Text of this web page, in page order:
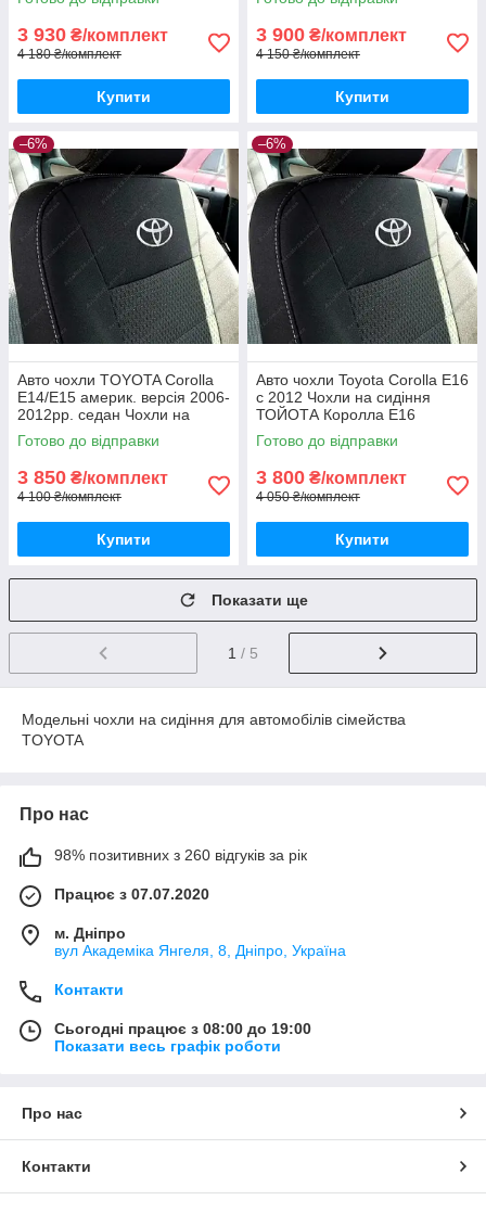
Е12
3 930 ₴/комплект
4 180 ₴/комплект
Купити
3 900 ₴/комплект
4 150 ₴/комплект
Купити
–6%
Авто чохли TOYOTA Corolla
E14/E15 америк. версія 2006-
2012рр. седан Чохли на
сидіння ТОЙОТА Королла
Е14 Е15
Готово до відправки
3 850 ₴/комплект
4 100 ₴/комплект
Купити
–6%
Авто чохли Toyota Corolla E16
с 2012 Чохли на сидіння
ТОЙОТА Королла Е16
Готово до відправки
3 800 ₴/комплект
4 050 ₴/комплект
Купити
Показати ще
1 / 5
Модельні чохли на сидіння для автомобілів сімейства
TOYOTA
Про нас
98% позитивних з 260 відгуків за рік
Працює з 07.07.2020
м. Дніпро
вул Академіка Янгеля, 8, Дніпро, Україна
Контакти
Сьогодні працює з 08:00 до 19:00
Показати весь графік роботи
Про нас
Контакти